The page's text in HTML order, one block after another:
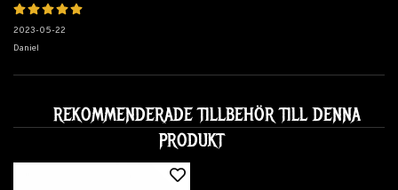
2023-05-22
Daniel
REKOMMENDERADE TILLBEHÖR TILL DENNA
PRODUKT